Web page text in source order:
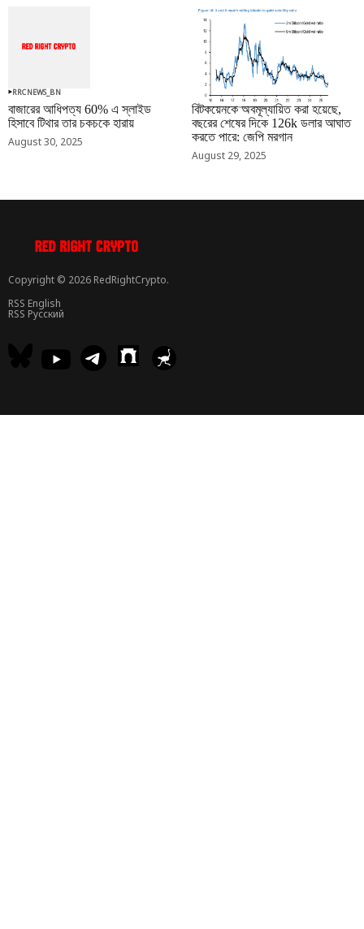
RRCNEWS_BN
বাজারের আধিপত্য 60% এ স্লাইড
হিসাবে টিথার তার চকচকে হারায়
August 30, 2025
RRCNEWS_BN
বিটকয়েনকে অবমূল্যায়িত করা হয়েছে,
বছরের শেষের দিকে 126k ডলার আঘাত
করতে পারে: জেপি মরগান
August 29, 2025
Copyright © 2026 RedRightCrypto.
RSS English
RSS Русский